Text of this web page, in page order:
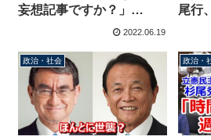
妄想記事ですか？」
FLASHの「笑ってはいけ
抜きでも放送したい」記
事に言及
2022.06.19
尾行
盗撮
を記
政治・社会 政治・